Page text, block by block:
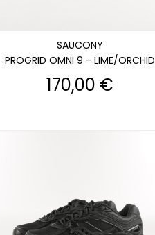
SAUCONY
PROGRID OMNI 9 - LIME/ORCHID
Prix
170,00 €